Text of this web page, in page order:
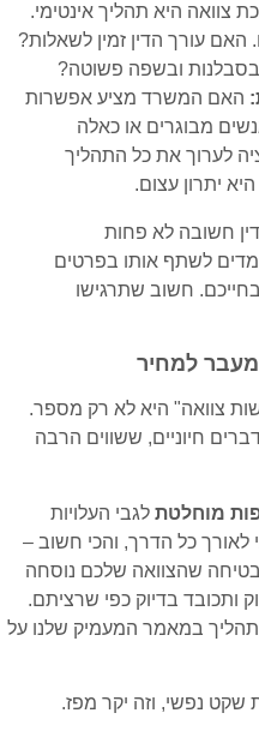
צוואה היא תהליך אינטימי.
עורך הדין זמין לשאלות?
ובשפה פשוטה?
האם המשרד מציע אפשרות
מבוגרים או כאלה
לערוך את כל התהליך
יתרון עצום.
חשובה לא פחות
לשתף אותו בפרטים
חשוב שתרגישו
למחיר
צוואה" היא לא רק מספר.
חיוניים, ששווים הרבה
מוחלטת לגבי העלויות
לאורך כל הדרך, והכי חשוב –
שהצוואה שלכם נוסחה
ותכובד בדיוק כפי שרציתם.
במאמר המעמיק שלנו על
שקט נפשי, וזה יקר מפז.